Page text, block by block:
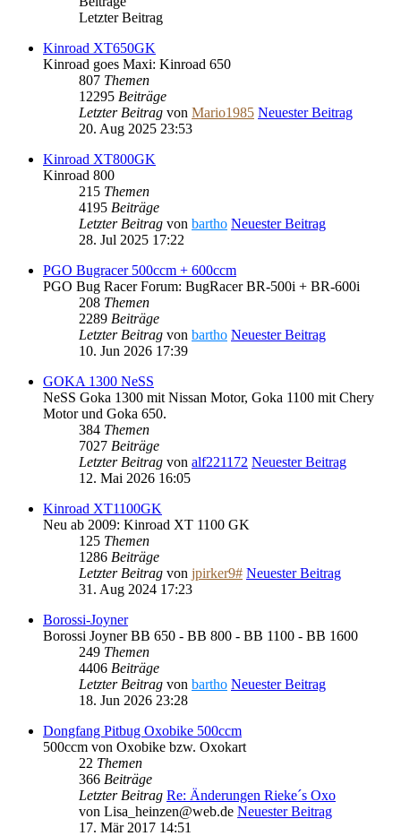
Letzter Beitrag
Kinroad XT650GK
Kinroad goes Maxi: Kinroad 650
807 Themen
12295 Beiträge
Letzter Beitrag von Mario1985 Neuester Beitrag
20. Aug 2025 23:53
Kinroad XT800GK
Kinroad 800
215 Themen
4195 Beiträge
Letzter Beitrag von bartho Neuester Beitrag
28. Jul 2025 17:22
PGO Bugracer 500ccm + 600ccm
PGO Bug Racer Forum: BugRacer BR-500i + BR-600i
208 Themen
2289 Beiträge
Letzter Beitrag von bartho Neuester Beitrag
10. Jun 2026 17:39
GOKA 1300 NeSS
NeSS Goka 1300 mit Nissan Motor, Goka 1100 mit Chery
Motor und Goka 650.
384 Themen
7027 Beiträge
Letzter Beitrag von alf221172 Neuester Beitrag
12. Mai 2026 16:05
Kinroad XT1100GK
Neu ab 2009: Kinroad XT 1100 GK
125 Themen
1286 Beiträge
Letzter Beitrag von jpirker9# Neuester Beitrag
31. Aug 2024 17:23
Borossi-Joyner
Borossi Joyner BB 650 - BB 800 - BB 1100 - BB 1600
249 Themen
4406 Beiträge
Letzter Beitrag von bartho Neuester Beitrag
18. Jun 2026 23:28
Dongfang Pitbug Oxobike 500ccm
500ccm von Oxobike bzw. Oxokart
22 Themen
366 Beiträge
Letzter Beitrag Re: Änderungen Rieke´s Oxo
von Lisa_heinzen@web.de Neuester Beitrag
17. Mär 2017 14:51